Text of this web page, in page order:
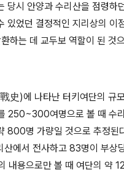
당시 안양과 수리산을 점령하
있었던 결정적인 지리상의 이
하는 데 교두보 역할이 된 것
戰史)에 나타난 터키여단의 규
250~300여명으로 볼 때 수
800명 가량일 것으로 추정된
산에서 전사하고 83명이 부상
내용으로만 볼 때 여단의 약